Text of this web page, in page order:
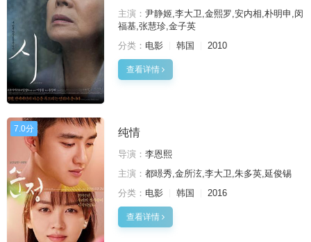
主演： 尹静姬,李大卫,金熙罗,安内相,朴明申,闵
福基,张慧珍,金子英
分类： 电影 韩国 2010
查看详情
7.0分 纯情
导演： 李恩熙
主演： 都暻秀,金所泫,李大卫,朱多英,延俊锡
分类： 电影 韩国 2016
查看详情